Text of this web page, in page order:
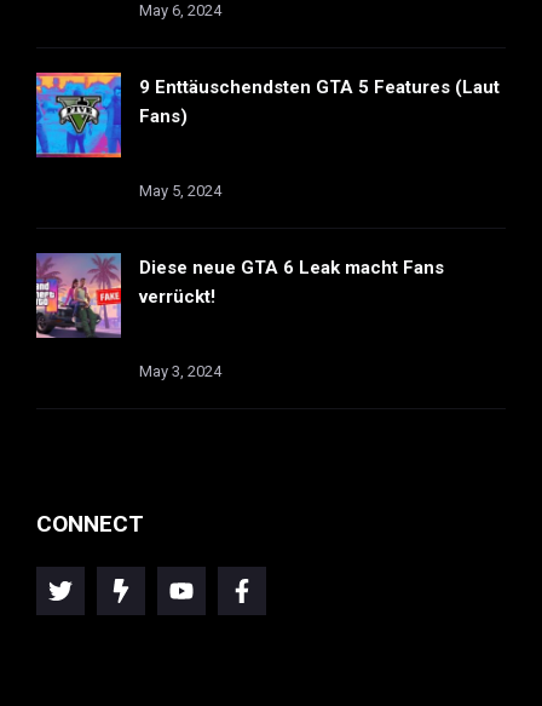
May 6, 2024
9 Enttäuschendsten GTA 5 Features (Laut
Fans)
May 5, 2024
Diese neue GTA 6 Leak macht Fans
verrückt!
May 3, 2024
CONNECT